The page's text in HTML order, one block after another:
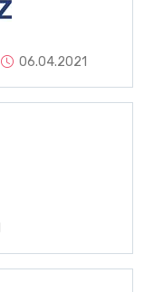
06.04.2021